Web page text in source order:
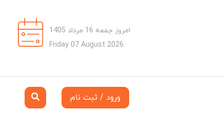
امروز جمعه 16 مرداد 1405
Friday 07 August 2026
ورود / ثبت نام